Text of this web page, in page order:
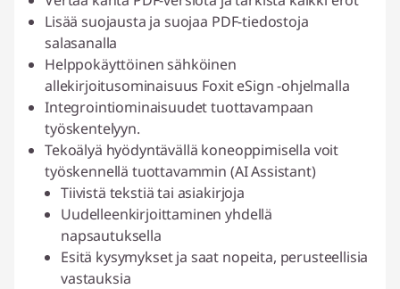
Lisää suojausta ja suojaa PDF-tiedostoja
salasanalla
Helppokäyttöinen sähköinen
allekirjoitusominaisuus Foxit eSign -ohjelmalla
Integrointiominaisuudet tuottavampaan
työskentelyyn.
Tekoälyä hyödyntävällä koneoppimisella voit
työskennellä tuottavammin (AI Assistant)
Tiivistä tekstiä tai asiakirjoja
Uudelleenkirjoittaminen yhdellä
napsautuksella
Esitä kysymykset ja saat nopeita, perusteellisia
vastauksia